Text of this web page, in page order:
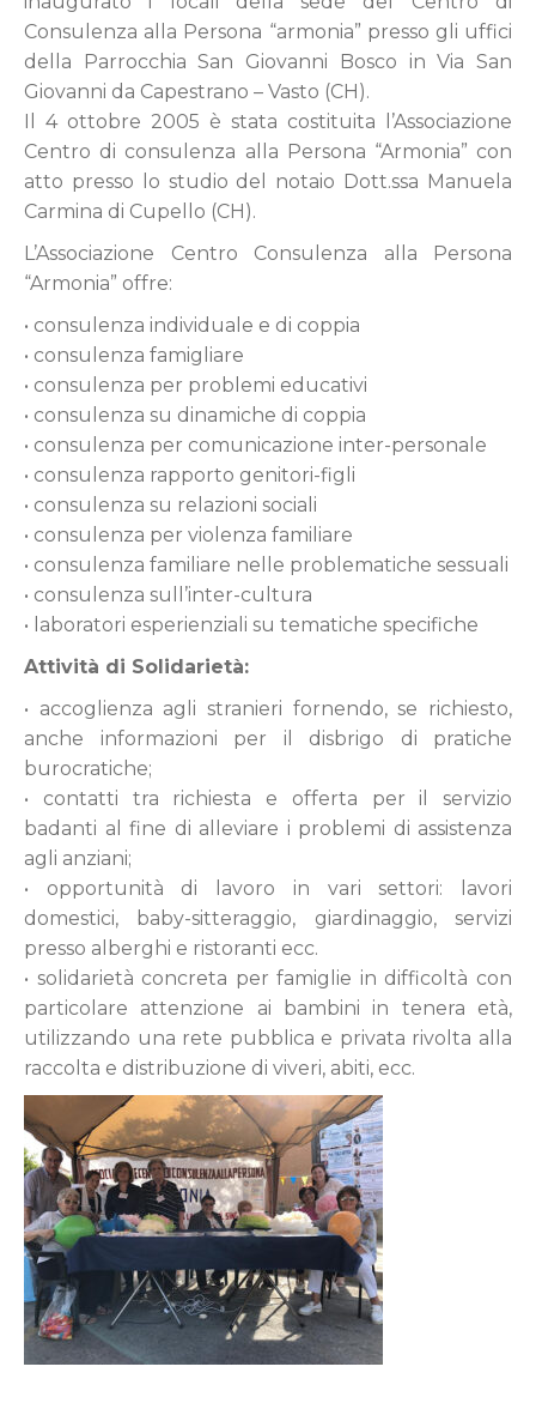
Consulenza alla Persona “armonia” presso gli uffici
della Parrocchia San Giovanni Bosco in Via San
Giovanni da Capestrano – Vasto (CH).
Il 4 ottobre 2005 è stata costituita l’Associazione
Centro di consulenza alla Persona “Armonia” con
atto presso lo studio del notaio Dott.ssa Manuela
Carmina di Cupello (CH).
L’Associazione Centro Consulenza alla Persona
“Armonia” offre:
• consulenza individuale e di coppia
• consulenza famigliare
• consulenza per problemi educativi
• consulenza su dinamiche di coppia
• consulenza per comunicazione inter-personale
• consulenza rapporto genitori-figli
• consulenza su relazioni sociali
• consulenza per violenza familiare
• consulenza familiare nelle problematiche sessuali
• consulenza sull’inter-cultura
• laboratori esperienziali su tematiche specifiche
Attività di Solidarietà:
• accoglienza agli stranieri fornendo, se richiesto,
anche informazioni per il disbrigo di pratiche
burocratiche;
• contatti tra richiesta e offerta per il servizio
badanti al fine di alleviare i problemi di assistenza
agli anziani;
• opportunità di lavoro in vari settori: lavori
domestici, baby-sitteraggio, giardinaggio, servizi
presso alberghi e ristoranti ecc.
• solidarietà concreta per famiglie in difficoltà con
particolare attenzione ai bambini in tenera età,
utilizzando una rete pubblica e privata rivolta alla
raccolta e distribuzione di viveri, abiti, ecc.